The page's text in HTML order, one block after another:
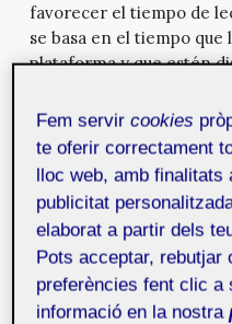
favorecer el tiempo de
se basa en el tiempo que
plataforma y que estén
llegue la información
momento adecuado. Por
información de la parada
debemos subir, y no
bien ya no es necesaria
Un error que hemos
sidoreplicar
con los iconos que eran
Fem servircookies
te oferir correctament
lloc web, amb
publicitat
elaborat a partir dels
Pots acceptar, rebutjar
preferències fent clic a
informació en la nostra